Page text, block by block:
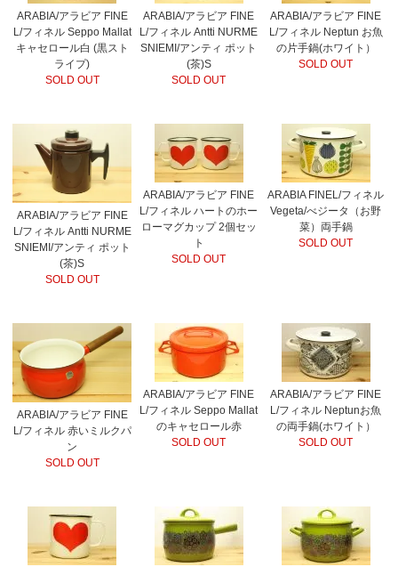
ARABIA/アラビア FINE
L/フィネル Seppo Mallat
キャセロール白 (黒スト
ライプ)
SOLD OUT
ARABIA/アラビア FINE
L/フィネル Antti NURME
SNIEMI/アンティ ポット
(茶)S
SOLD OUT
ARABIA/アラビア FINE
L/フィネル Neptun お魚
の片手鍋(ホワイト）
SOLD OUT
ARABIA/アラビア FINE
L/フィネル Antti NURME
SNIEMI/アンティ ポット
(茶)S
SOLD OUT
ARABIA/アラビア FINE
L/フィネル ハートのホー
ローマグカップ 2個セッ
ト
SOLD OUT
ARABIA FINEL/フィネル
Vegeta/べジータ（お野
菜）両手鍋
SOLD OUT
ARABIA/アラビア FINE
L/フィネル 赤いミルクパ
ン
SOLD OUT
ARABIA/アラビア FINE
L/フィネル Seppo Mallat
のキャセロール赤
SOLD OUT
ARABIA/アラビア FINE
L/フィネル Neptunお魚
の両手鍋(ホワイト）
SOLD OUT